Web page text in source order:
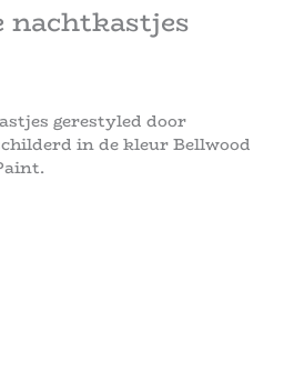
nachtkastjes
gerestyled door
in de kleur Bellwood